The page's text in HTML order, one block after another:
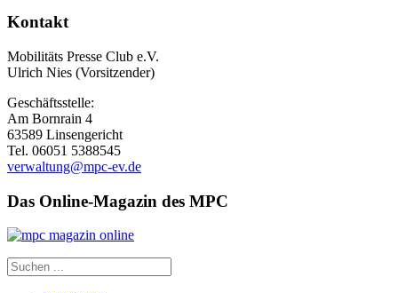
Kontakt
Mobilitäts Presse Club e.V.
Ulrich Nies (Vorsitzender)
Geschäftsstelle:
Am Bornrain 4
63589 Linsengericht
Tel. 06051 5388545
verwaltung@mpc-ev.de
Das Online-Magazin des MPC